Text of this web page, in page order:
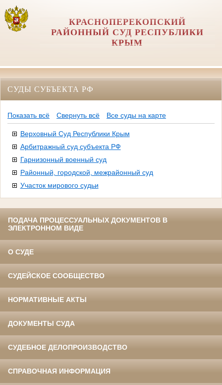
КРАСНОПЕРЕКОПСКИЙ
РАЙОННЫЙ СУД РЕСПУБЛИКИ
КРЫМ
СУДЫ СУБЪЕКТА РФ
Показать всё Свернуть всё Все суды на карте
Верховный Суд Республики Крым
Арбитражный суд субъекта РФ
Гарнизонный военный суд
Районный, городской, межрайонный суд
Участок мирового судьи
ПОДАЧА ПРОЦЕССУАЛЬНЫХ ДОКУМЕНТОВ В
ЭЛЕКТРОННОМ ВИДЕ
О СУДЕ
СУДЕЙСКОЕ СООБЩЕСТВО
НОРМАТИВНЫЕ АКТЫ
ДОКУМЕНТЫ СУДА
СУДЕБНОЕ ДЕЛОПРОИЗВОДСТВО
СПРАВОЧНАЯ ИНФОРМАЦИЯ